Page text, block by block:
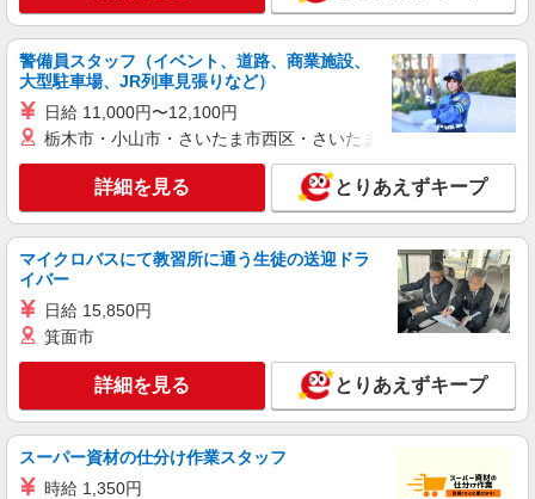
警備員スタッフ（イベント、道路、商業施設、
大型駐車場、JR列車見張りなど）
日給 11,000円〜12,100円
栃木市・小山市・さいたま市西区・さいたま市岩槻区・久喜市・
詳細を見る とりあえずキープ
マイクロバスにて教習所に通う生徒の送迎ドラ
イバー
日給 15,850円
箕面市
詳細を見る とりあえずキープ
スーパー資材の仕分け作業スタッフ
時給 1,350円